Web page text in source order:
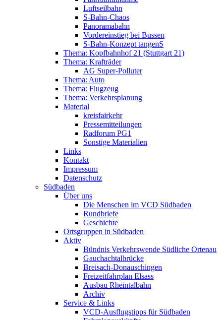
Luftseilbahn
S-Bahn-Chaos
Panoramabahn
Vordereinstieg bei Bussen
S-Bahn-Konzept tangenS
Thema: Kopfbahnhof 21 (Stuttgart 21)
Thema: Krafträder
AG Super-Polluter
Thema: Auto
Thema: Flugzeug
Thema: Verkehrsplanung
Material
kreisfairkehr
Pressemitteilungen
Radforum PG1
Sonstige Materialien
Links
Kontakt
Impressum
Datenschutz
Südbaden
Über uns
Die Menschen im VCD Südbaden
Rundbriefe
Geschichte
Ortsgruppen in Südbaden
Aktiv
Bündnis Verkehrswende Südliche Ortenau
Gauchachtalbrücke
Breisach-Donauschingen
Freizeitfahrplan Elsass
Ausbau Rheintalbahn
Archiv
Service & Links
VCD-Ausflugstipps für Südbaden